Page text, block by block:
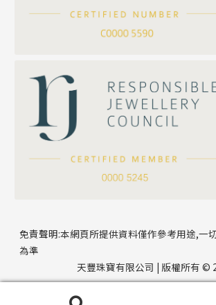
公司名稱
聯絡電話
方假繩鏈系列
免責聲明:本網頁所提供資料僅作參考用途,一
為準
天豐珠寶有限公司 | 版權所有 ©